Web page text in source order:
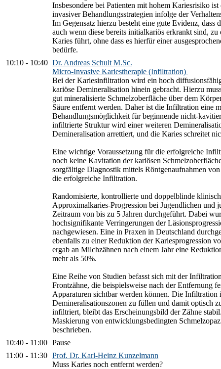
Insbesondere bei Patienten mit hohem Kariesrisiko
invasiver Behandlungsstrategien infolge der
Im Gegensatz hierzu besteht eine gute Evidenz, dass
auch wenn diese bereits initialkariös erkrankt sind,
Karies führt, ohne dass es hierfür einer
bedürfe.
10:10 - 10:40 Dr. Andreas Schult M.Sc.
Micro-Invasive Kariestherapie (Infiltration)
Bei der Kariesinfiltration wird ein hoch
kariöse Demineralisation hinein gebracht. Hierzu
gut mineralisierte Schmelzoberfläche über dem
Säure entfernt werden. Daher ist die Infiltration eine
Behandlungsmöglichkeit für beginnende nicht-
infiltrierte Struktur wird einer weiteren
Demineralisation arrettiert, und die Karies schreitet
Eine wichtige Voraussetzung für die erfolgreiche
noch keine Kavitation der kariösen
sorgfältige Diagnostik mittels Röntgenaufnahmen
die erfolgreiche Infiltration.
Randomisierte, kontrollierte und doppelblinde
Approximalkaries-Progression bei Jugendlichen und
Zeitraum von bis zu 5 Jahren durchgeführt. Dabei
hochsignifikante Verringerungen der
nachgewiesen. Eine in Praxen in Deutschland
ebenfalls zu einer Reduktion der Kariesprogression
ergab an Milchzähnen nach einem Jahr eine
mehr als 50%.
Eine Reihe von Studien befasst sich mit der
Frontzähne, die beispielsweise nach der Entfernung
Apparaturen sichtbar werden können. Die Infiltration
Demineralisationszonen zu füllen und damit optisch
infiltriert, bleibt das Erscheinungsbild der Zähne
Maskierung von entwicklungsbedingten
beschrieben.
10:40 - 11:00 Pause
11:00 - 11:30 Prof. Dr. Karl-Heinz Kunzelmann
Muss Karies noch entfernt werden?